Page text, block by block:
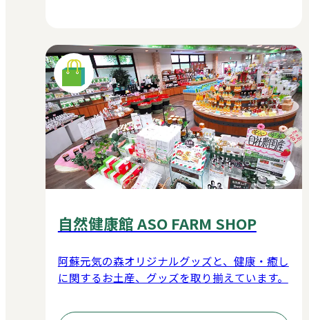
自然健康館 ASO FARM SHOP
阿蘇元気の森オリジナルグッズと、健康・癒し
に関するお土産、グッズを取り揃えています。